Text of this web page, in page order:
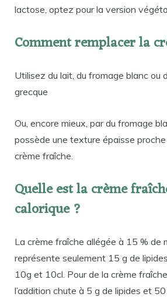
lactose, optez pour la version
Comment remplacer la
Utilisez du lait, du fromage blanc ou
grecque
Ou, encore mieux, par du fromage
possède une texture épaisse
crème fraîche.
Quelle est la crème
calorique ?
La crème fraîche allégée à 15 % de
représente seulement 15 g de
10g et 10cl. Pour de la crème
l’addition chute à 5 g de lipides et